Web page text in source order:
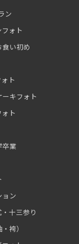
ン
ォト
い初め
ト
ーキフォト
ト
卒業
ョン
十三参り
袴）